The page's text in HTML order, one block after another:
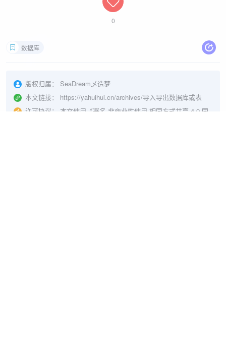
0
数据库
版权归属：
SeaDream乄造梦
本文链接：
https://yahuihui.cn/archives/导入导出数据库或表
许可协议：
本文使用《署名-非商业性使用-相同方式共享 4.0 国